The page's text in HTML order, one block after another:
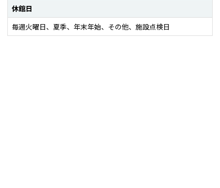
休館日
毎週火曜日、夏季、年末年始、その他、施設点検日